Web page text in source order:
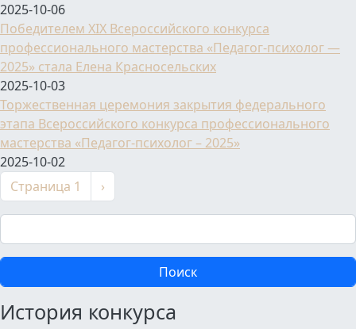
2025-10-06
Победителем XIX Всероссийского конкурса
профессионального мастерства «Педагог-психолог —
2025» стала Елена Красносельских
2025-10-03
Торжественная церемония закрытия федерального
этапа Всероссийского конкурса профессионального
мастерства «Педагог-психолог – 2025»
2025-10-02
Нумерация страниц
Страница 1 Следующая страница
›
Поиск
История конкурса